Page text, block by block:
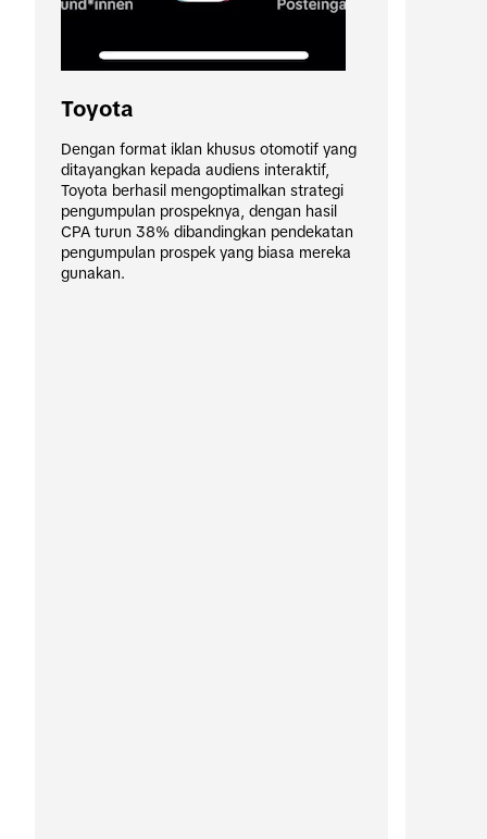
Toyota
Dengan format iklan khusus otomotif yang
ditayangkan kepada audiens interaktif,
Toyota berhasil mengoptimalkan strategi
pengumpulan prospeknya, dengan hasil
CPA turun 38% dibandingkan pendekatan
pengumpulan prospek yang biasa mereka
gunakan.